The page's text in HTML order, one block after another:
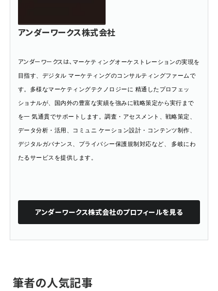
アンダーワークス株式会社
アンダーワークスは、 マーケティングオーケストレーションの実現を
目指す、デジタル マーケティングのコンサルティングファームで
す。多様なマーケティングテクノロジーに 精通したプロフェッ
ショナルが、国内外の豊富な実績を強みに戦略策定から実行まで
を一 気通貫でサポートします。調査・アセスメント、戦略策定、
データ分析・活用、コミュニ ケーション設計・コンテンツ制作、
デジタルガバナンス、プライバシー保護規制対応など、 多岐にわ
たるサービスを提供します。
アンダーワークス株式会社のプロフィールを見る
筆者の人気記事